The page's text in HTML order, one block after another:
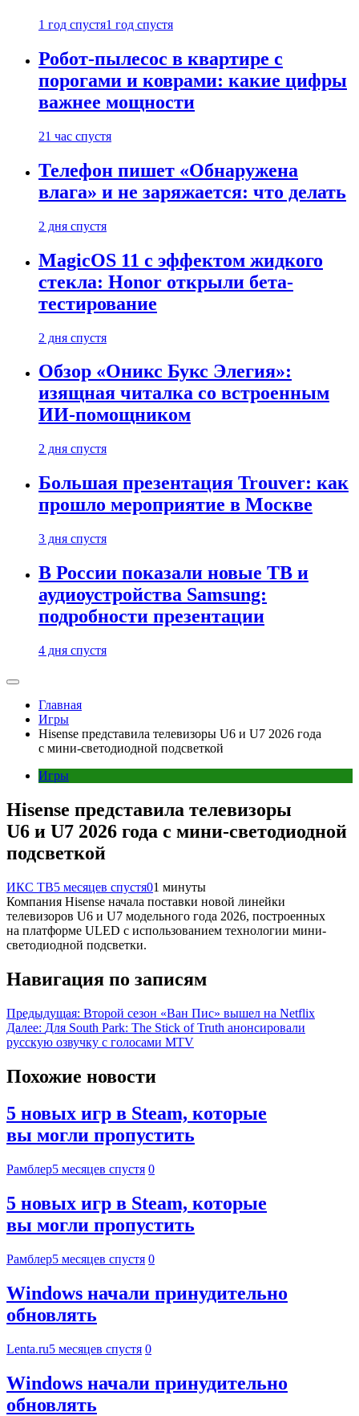
1 год спустя1 год спустя
Робот-пылесос в квартире с
порогами и коврами: какие цифры
важнее мощности
21 час спустя
Телефон пишет «Обнаружена
влага» и не заряжается: что делать
2 дня спустя
MagicOS 11 с эффектом жидкого
стекла: Honor открыли бета-
тестирование
2 дня спустя
Обзор «Оникс Букс Элегия»:
изящная читалка со встроенным
ИИ-помощником
2 дня спустя
Большая презентация Trouver: как
прошло мероприятие в Москве
3 дня спустя
В России показали новые ТВ и
аудиоустройства Samsung:
подробности презентации
4 дня спустя
Главная
Игры
Hisense представила телевизоры U6 и U7 2026 года
с мини-светодиодной подсветкой
Игры
Hisense представила телевизоры
U6 и U7 2026 года с мини-светодиодной
подсветкой
ИКС ТВ5 месяцев спустя01 минуты
Компания Hisense начала поставки новой линейки
телевизоров U6 и U7 модельного года 2026, построенных
на платформе ULED с использованием технологии мини-
светодиодной подсветки.
Навигация по записям
Предыдущая: Второй сезон «Ван Пис» вышел на Netflix
Далее: Для South Park: The Stick of Truth анонсировали
русскую озвучку с голосами MTV
Похожие новости
5 новых игр в Steam, которые
вы могли пропустить
Рамблер5 месяцев спустя 0
5 новых игр в Steam, которые
вы могли пропустить
Рамблер5 месяцев спустя 0
Windows начали принудительно
обновлять
Lenta.ru5 месяцев спустя 0
Windows начали принудительно
обновлять